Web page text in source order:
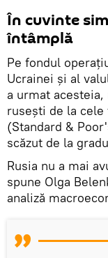
În cuvinte
întâmplă
Pe fondul
Ucrainei și al
a urmat
rusești de la
(Standard &
scăzut de la
Rusia nu a mai
spune Olga
analiză